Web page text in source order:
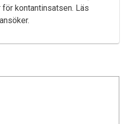
kontantinsatsen. Läs